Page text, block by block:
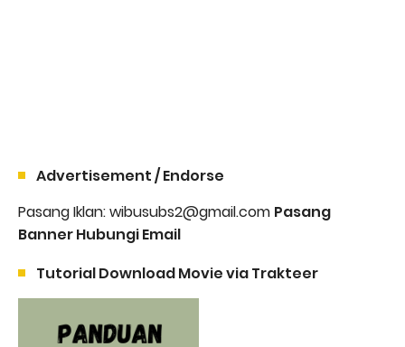
Advertisement / Endorse
Pasang Iklan: wibusubs2@gmail.com Pasang
Banner Hubungi Email
Tutorial Download Movie via Trakteer